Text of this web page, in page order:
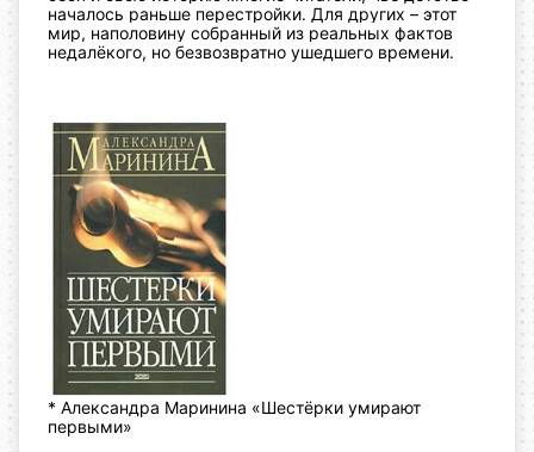
началось раньше перестройки. Для других – этот
мир, наполовину собранный из реальных фактов
недалёкого, но безвозвратно ушедшего времени.
* Александра Маринина «Шестёрки умирают
первыми»